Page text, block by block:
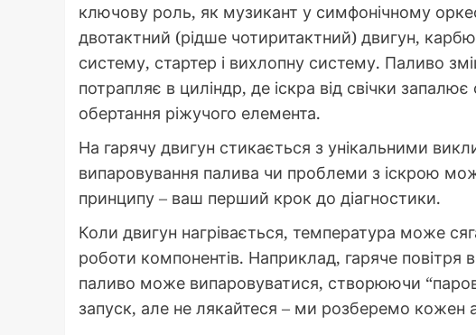
ключову роль, як музикант у симфонічному
двотактний (рідше чотиритактний) двигун,
систему, стартер і вихлопну систему. Паливо
потрапляє в циліндр, де іскра від свічки
обертання ріжучого елемента.
На гарячу двигун стикається з унікальними
випаровування палива чи проблеми з іскрою
принципу – ваш перший крок до діагностики.
Коли двигун нагрівається, температура може
роботи компонентів. Наприклад, гаряче
паливо може випаровуватися, створюючи
запуск, але не лякайтеся – ми розберемо кожен